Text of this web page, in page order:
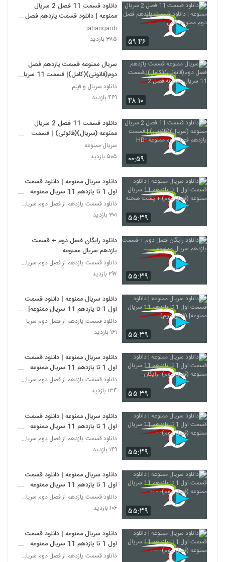
۵۹:۴۶
دانلود قسمت 11 فصل 2 سریال
ممنوعه | دانلود قسمت یازدهم فصل
دوم ممنوعه کامل
jahangardi
۳۸۵ بازدید
۴۸:۱۰
سریال ممنوعه قسمت یازدهم فصل
دوم(قانونی)(کامل)| قسمت 11 سریال
ممنوعه فصل 2
دانلود سریال و فیلم
۴۶۹ بازدید
۰۰:۵۹
دانلود قسمت 11 فصل 2 سریال
ممنوعه (سریال)(قانونی) | قسمت
یازدهم فصل دوم ممنوعه -HD
سریال ممنوعه
۵۰۵ بازدید
۵۵:۳۹
دانلود سریال ممنوعه | دانلود قسمت
اول 1 تا یازدهم 11 سریال ممنوعه
(فصل دوم) + پشت صحنه
دانلود قسمت یازدهم از فصل دوم سریال ممنوعه
۳۰۱ بازدید
۵۵:۳۹
دانلود رایگان فصل دوم + قسمت
یازدهم سریال ممنوعه
دانلود قسمت یازدهم از فصل دوم سریال ممنوعه
۲۹۷ بازدید
۵۵:۳۹
دانلود سریال ممنوعه | دانلود قسمت
اول 1 تا یازدهم 11 سریال ممنوعه|
(فصل دوم)
دانلود قسمت یازدهم از فصل دوم سریال ممنوعه
۱۶۱ بازدید
۵۵:۳۹
دانلود سریال ممنوعه | دانلود قسمت
اول 1 تا یازدهم 11 سریال ممنوعه
(فصل دوم)- رایگان
دانلود قسمت یازدهم از فصل دوم سریال ممنوعه
۱۳۴ بازدید
۵۵:۳۹
دانلود سریال ممنوعه | دانلود قسمت
اول 1 تا یازدهم 11 سریال ممنوعه
(فصل دوم)- -
دانلود قسمت یازدهم از فصل دوم سریال ممنوعه
۱۴۹ بازدید
۵۵:۳۹
دانلود سریال ممنوعه | دانلود قسمت
اول 1 تا یازدهم 11 سریال ممنوعه
(فصل دوم)- - --
دانلود قسمت یازدهم از فصل دوم سریال ممنوعه
۱۰۶ بازدید
دانلود سریال ممنوعه | دانلود قسمت
اول 1 تا یازدهم 11 سریال ممنوعه
(فصل دوم)- -- -
دانلود قسمت یازدهم از فصل دوم سریال ممنوعه